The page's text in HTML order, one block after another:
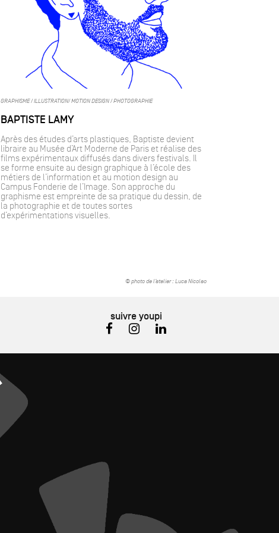
GRAPHISME / ILLUSTRATION/ MOTION DESIGN / PHOTOGRAPHIE
BAPTISTE LAMY
Après des études d’arts plastiques, Baptiste devient
libraire au Musée d’Art Moderne de Paris et réalise des
films expérimentaux diffusés dans divers festivals. Il
se forme ensuite au design graphique à l’école des
métiers de l’information et au motion design au
Campus Fonderie de l’Image. Son approche du
graphisme est empreinte de sa pratique du dessin, de
la photographie et de toutes sortes
d’expérimentations visuelles.
© photo de l’atelier :Luca Nicolao
suivre youpi